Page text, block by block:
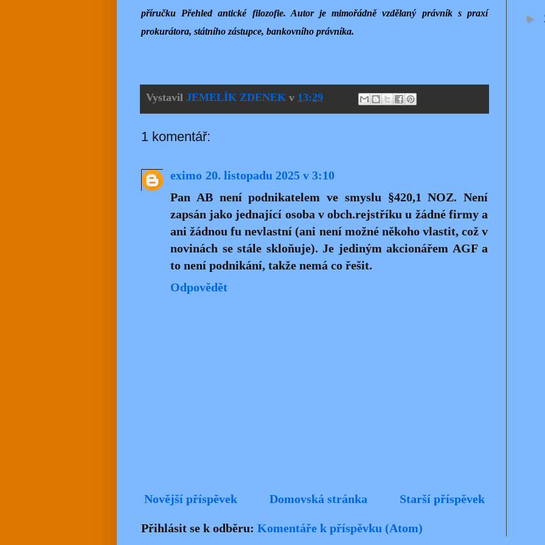
příručku Přehled antické filozofie. Autor je mimořádně vzdělaný právník s praxí
prokurátora, státního zástupce, bankovního právníka.
Vystavil JEMELÍK ZDENEK v 13:29
1 komentář:
eximo 20. listopadu 2025 v 3:10
Pan AB není podnikatelem ve smyslu §420,1 NOZ. Není
zapsán jako jednající osoba v obch.rejstříku u žádné firmy a
ani žádnou fu nevlastní (ani není možné někoho vlastit, což v
novinách se stále skloňuje). Je jediným akcionářem AGF a
to není podnikání, takže nemá co řešit.
Odpovědět
Novější příspěvek Starší příspěvek
Domovská stránka
Přihlásit se k odběru: Komentáře k příspěvku (Atom)
►